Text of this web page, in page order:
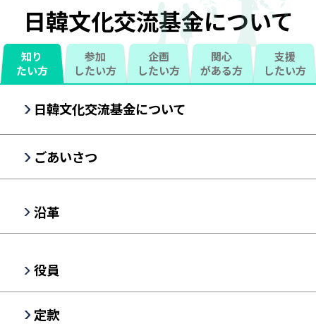
日韓文化交流基金について
知り
たい方
参加
したい方
企画
したい方
関心
がある方
支援
したい方
日韓文化交流基金について
ごあいさつ
沿革
役員
定款